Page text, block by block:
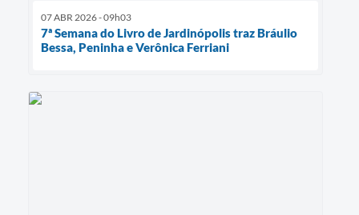
07 ABR 2026 - 09h03
7ª Semana do Livro de Jardinópolis traz Bráulio
Bessa, Peninha e Verônica Ferriani